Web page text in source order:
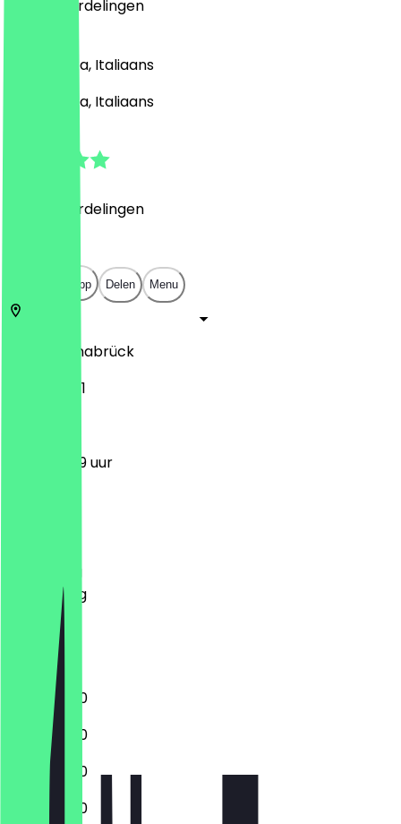
Beoordelingen
Pizza, Pasta, Italiaans
Pizza, Pasta, Italiaans
Beoordelingen
Open in app Delen Menu
Osnabrück
Neumarkt 1
11:30 - 23:59 uur
Donderdag
Zaterdag
Zondag
11:30 - 23:00
11:30 - 23:00
11:30 - 23:00
11:30 - 23:00